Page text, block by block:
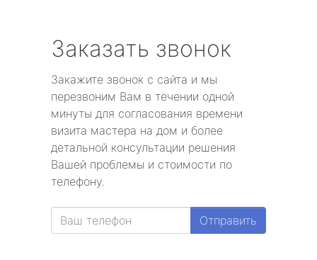
Заказать звонок
Закажите звонок с сайта и мы
перезвоним Вам в течении одной
минуты для согласования времени
визита мастера на дом и более
детальной консультации решения
Вашей проблемы и стоимости по
телефону.
Отправить